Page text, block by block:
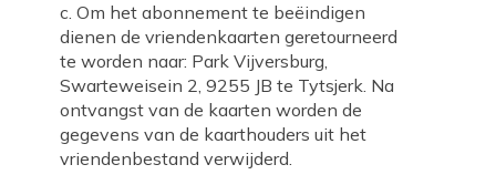
c. Om het abonnement te beëindigen
dienen de vriendenkaarten geretourneerd
te worden naar: Park Vijversburg,
Swarteweisein 2, 9255 JB te Tytsjerk. Na
ontvangst van de kaarten worden de
gegevens van de kaarthouders uit het
vriendenbestand verwijderd.